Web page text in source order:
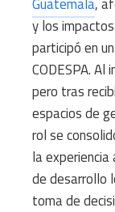
y los
participó en
CODESPA. Al
pero tras
espacios de
rol se
la
de desarrollo
toma de